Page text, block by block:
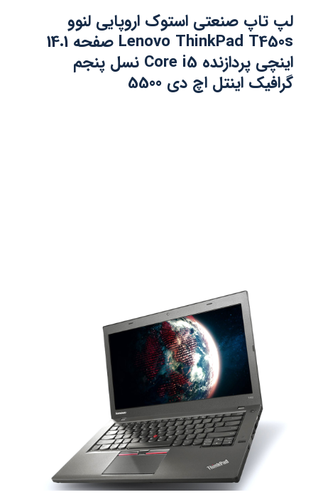
لپ تاپ صنعتی استوک اروپایی لنوو
Lenovo ThinkPad T450s صفحه 14.1
اینچی پردازنده Core i5 نسل پنجم
گرافیک اینتل اچ دی 5500